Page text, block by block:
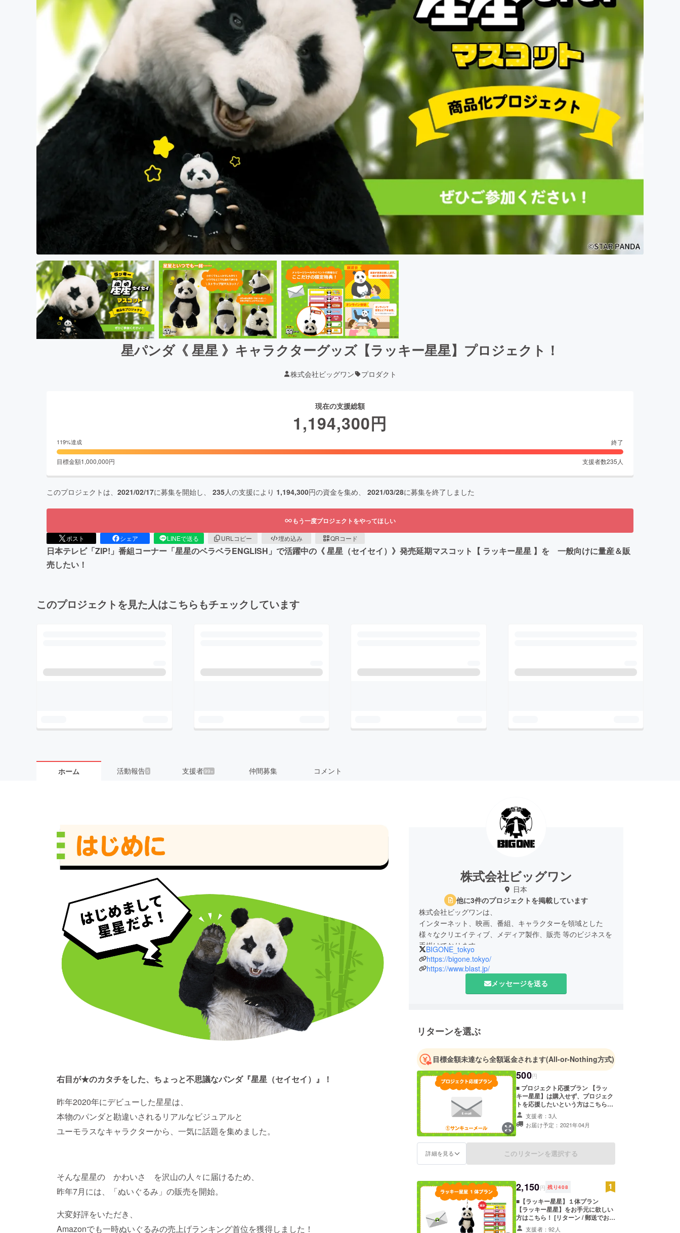
星パンダ《 星星 》キャラクターグッズ【ラッキー星星】プロジェクト！
株式会社ビッグワン プロダクト
現在の支援総額
1,194,300円
119%達成 終了
目標金額1,000,000円 支援者数235 人
このプロジェクトは、 2021/02/17に募集を開始し、 235人の支援により 1,194,300円の資金を集め、 2021/03/28に募集を終了しました
もう一度プロジェクトをやってほしい
ポスト シェア LINEで送る URLコピー 埋め込み QRコード
日本テレビ「ZIP!」番組コーナー「星星のベラベラENGLISH」で活躍中の《 星星（セイセイ）》発売延期マスコット【 ラッキー星星 】を 一般向けに量産＆販
売したい！
このプロジェクトを見た人はこちらもチェックしています
ホーム 活動報告5 支援者99+ 仲間募集 コメント
右目が★のカタチをした、ちょっと不思議なパンダ『星星（セイセイ）』！
昨年2020年にデビューした星星は、
本物のパンダと勘違いされるリアルなビジュアルと
ユーモラスなキャラクターから、一気に話題を集めました。
そんな星星の かわいさ を沢山の人々に届けるため、
昨年7月には、「ぬいぐるみ」の販売を開始。
大変好評をいただき、
Amazonでも一時ぬいぐるみの売上げランキング首位を獲得しました！
株式会社ビッグワン
日本
他に3件のプロジェクトを掲載しています
株式会社ビッグワンは、
インターネット、映画、番組、キャラクターを領域とした
様々なクリエイティブ、メディア製作、販売 等のビジネスを
手掛けております。
（2023年3月 株式会社デンより社名変更致しました）
代表である、岡部淳也は 30年以上に渡り、様々な
クリエイティブ、プロデュース、ディレクションを行い、
ビッグワンの100%子会社となる株式会社ブラストは、
映画製作を主体とした、総合クリエイティブスタジオです。
映画、CM、ネット動画、アミューズメントパーク、ゲー
ム、遊戯機器、玩具 等、
トータル製作からパート制作の受託まで、様々な領域で活動
を行っております。
BIGONE_tokyo
https://bigone.tokyo/
https://www.blast.jp/
メッセージを送る
リターンを選ぶ
目標金額未達なら全額返金されます(All-or-Nothing方式)
500円
■ プロジェクト応援プラン 【ラッ
キー星星】は購入せず、プロジェク
トを応援したいという方はこちら！
[リターン / 電子メールでお届け] ①
サンキューメール ※消費税込みの金
額となります。
支援者：3人
お届け予定：2021年04月
詳細を見る このリターンを選択する
2,150円 残り408
■【ラッキー星星】１体プラン
【ラッキー星星】をお手元に欲しい
方はこちら！ [リターン / 郵送でお届
け] ①サンキューレター ②【ラッ
支援者：92人